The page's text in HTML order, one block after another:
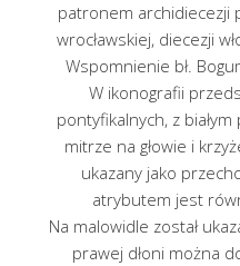
patronem archidiecezji
wrocławskiej, diecezji
Wspomnienie bł.
W ikonografii
pontyfikalnych, z
mitrze na głowie i
ukazany jako
atrybutem jest
Na malowidle został
prawej dłoni można